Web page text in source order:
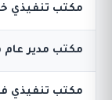
مكتب تنفيذي
مكتب مدير عام
مكتب تنفيذي